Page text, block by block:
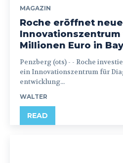
MAGAZIN
Roche eröffnet
Innovationszentrum
Millionen Euro in
Penzberg (ots) - - Roche investiert 300 Millionen Euro in
ein Innovationszentrum für
entwicklung...
WALTER
READ